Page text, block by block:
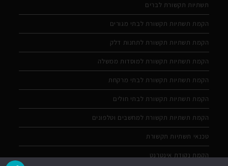
תשתיות תקשורת לברים
הקמת תשתיות תקשורת לבתי מגורים
הקמת תשתיות תקשורת לתחנות דלק
הקמת תשתיות תקשורת למוסדות ממשלה
הקמת תשתיות תקשורת לבתי מרקחת
הקמת תשתיות תקשורת לבתי חולים
הקמת תשתיות תקשורת למחשבים וטלפונים
טכנאי תשתיות תקשורת
הקמת נקודת אינטרנט